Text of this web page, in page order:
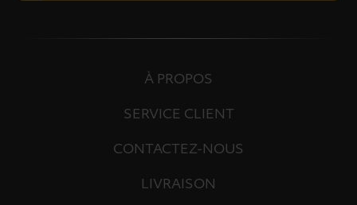
À PROPOS
SERVICE CLIENT
CONTACTEZ-NOUS
LIVRAISON